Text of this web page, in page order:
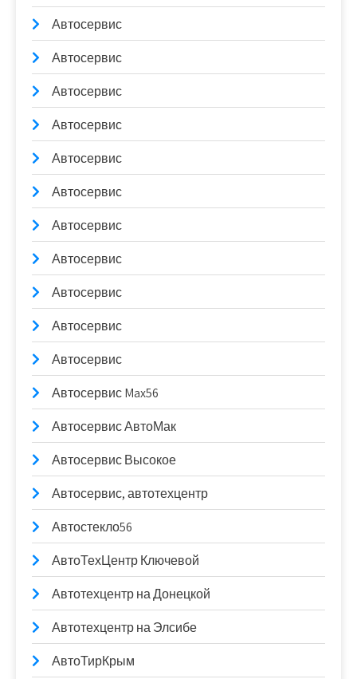
Автосервис
Автосервис
Автосервис
Автосервис
Автосервис
Автосервис
Автосервис
Автосервис
Автосервис
Автосервис
Автосервис
Автосервис Max56
Автосервис АвтоМак
Автосервис Высокое
Автосервис, автотехцентр
Автостекло56
АвтоТехЦентр Ключевой
Автотехцентр на Донецкой
Автотехцентр на Элсибе
АвтоТирКрым